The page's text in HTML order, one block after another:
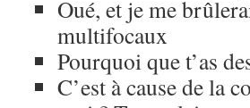
Oué, et je me
multifocaux
Pourquoi que t’as
C’est à cause de la